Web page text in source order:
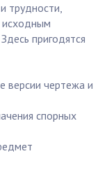
трудности,
исходным
пригодятся
версии чертежа и
спорных